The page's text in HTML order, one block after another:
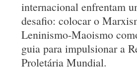
internacional enfrentam
desafio: colocar o
Leninismo-Maoismo
guia para impulsionar a
Proletária Mundial.